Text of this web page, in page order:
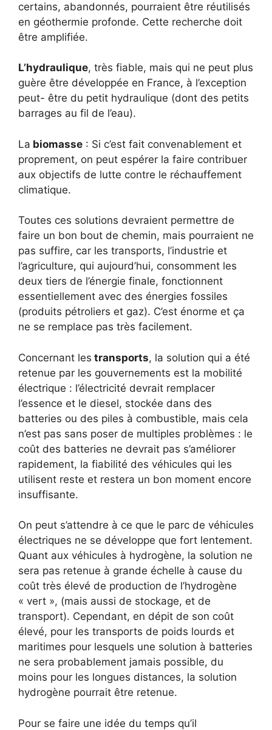
certains, abandonnés, pourraient être réutilisés
en géothermie profonde. Cette recherche doit
être amplifiée.
L’hydraulique, très fiable, mais qui ne peut plus
guère être développée en France, à l’exception
peut- être du petit hydraulique (dont des petits
barrages au fil de l’eau).
La biomasse : Si c’est fait convenablement et
proprement, on peut espérer la faire contribuer
aux objectifs de lutte contre le réchauffement
climatique.
Toutes ces solutions devraient permettre de
faire un bon bout de chemin, mais pourraient ne
pas suffire, car les transports, l’industrie et
l’agriculture, qui aujourd’hui, consomment les
deux tiers de l’énergie finale, fonctionnent
essentiellement avec des énergies fossiles
(produits pétroliers et gaz). C’est énorme et ça
ne se remplace pas très facilement.
Concernant les transports, la solution qui a été
retenue par les gouvernements est la mobilité
électrique : l’électricité devrait remplacer
l’essence et le diesel, stockée dans des
batteries ou des piles à combustible, mais cela
n’est pas sans poser de multiples problèmes : le
coût des batteries ne devrait pas s’améliorer
rapidement, la fiabilité des véhicules qui les
utilisent reste et restera un bon moment encore
insuffisante.
On peut s’attendre à ce que le parc de véhicules
électriques ne se développe que fort lentement.
Quant aux véhicules à hydrogène, la solution ne
sera pas retenue à grande échelle à cause du
coût très élevé de production de l’hydrogène
« vert », (mais aussi de stockage, et de
transport). Cependant, en dépit de son coût
élevé, pour les transports de poids lourds et
maritimes pour lesquels une solution à batteries
ne sera probablement jamais possible, du
moins pour les longues distances, la solution
hydrogène pourrait être retenue.
Pour se faire une idée du temps qu’il